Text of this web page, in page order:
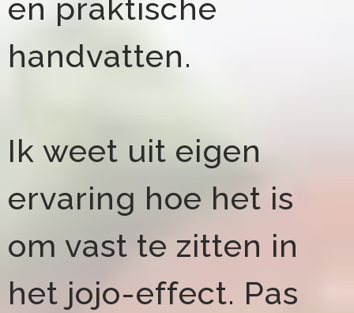
en praktische
handvatten.
Ik weet uit eigen
ervaring hoe het is
om vast te zitten in
het jojo-effect. Pas